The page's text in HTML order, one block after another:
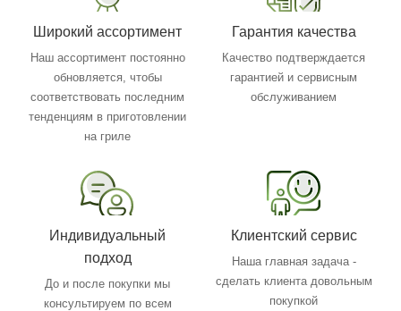
Широкий ассортимент
Наш ассортимент постоянно
обновляется, чтобы
соответствовать последним
тенденциям в приготовлении
на гриле
Гарантия качества
Качество подтверждается
гарантией и сервисным
обслуживанием
Индивидуальный
подход
До и после покупки мы
консультируем по всем
Клиентский сервис
Наша главная задача -
сделать клиента довольным
покупкой